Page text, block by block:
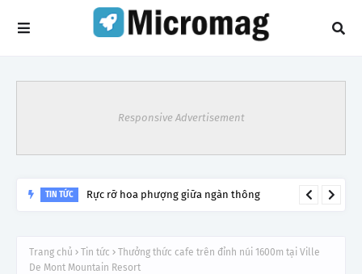
Responsive Advertisement
TIN TỨC Tour du lịch đêm Đền Hùng có gì đặc biệt?
Trang chủ Tin tức
Thưởng thức cafe trên đỉnh núi 1600m tại Ville
De Mont Mountain Resort